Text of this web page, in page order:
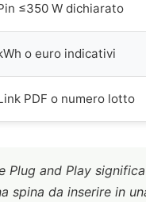
≤350 W dichiarato
o euro indicativi
PDF o numero lotto
Plug and Play
spina da inserire in